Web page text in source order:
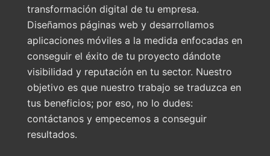
transformación digital de tu empresa.
Diseñamos páginas web y desarrollamos
aplicaciones móviles a la medida enfocadas en
conseguir el éxito de tu proyecto dándote
visibilidad y reputación en tu sector. Nuestro
objetivo es que nuestro trabajo se traduzca en
tus beneficios; por eso, no lo dudes:
contáctanos y empecemos a conseguir
resultados.